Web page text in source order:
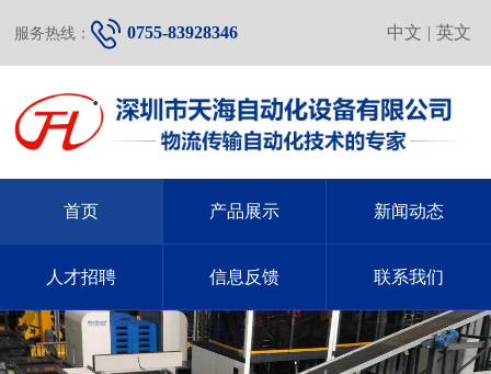
中文 | 英文
服务热线： 0755-83928346
首页 产品展示 新闻动态
人才招聘 信息反馈 联系我们